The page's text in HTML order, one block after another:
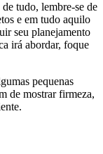
tudo, lembre-se de
e em tudo aquilo
seu planejamento
irá abordar, foque
pequenas
de mostrar firmeza,